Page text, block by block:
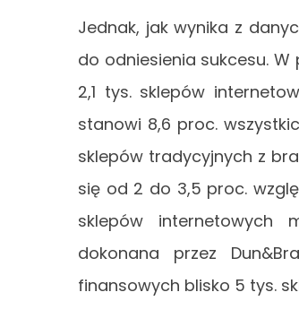
Jednak, jak wynika z
do odniesienia sukcesu. W
2,1 tys. sklepów
stanowi 8,6 proc.
sklepów tradycyjnych z
się od 2 do 3,5 proc.
sklepów internetowych
dokonana przez
finansowych blisko 5 tys.